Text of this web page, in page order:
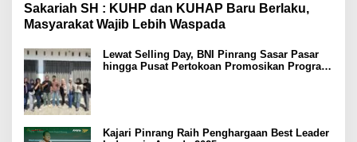
Sakariah SH : KUHP dan KUHAP Baru Berlaku,
Masyarakat Wajib Lebih Waspada
Lewat Selling Day, BNI Pinrang Sasar Pasar
hingga Pusat Pertokoan Promosikan Program
Kajari Pinrang Raih Penghargaan Best Leader